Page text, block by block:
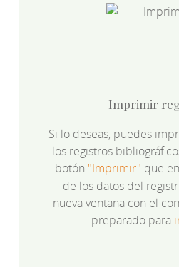
Imprimir
Si lo deseas, puedes
los registros
botón "Imprimir" que
de los datos del
nueva ventana con el
preparado para